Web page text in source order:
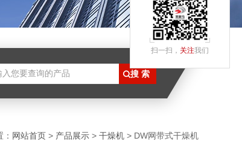
网站首页 > 产品展示 > 干燥机 > DW网带式干燥机
扫一扫， 关注我们